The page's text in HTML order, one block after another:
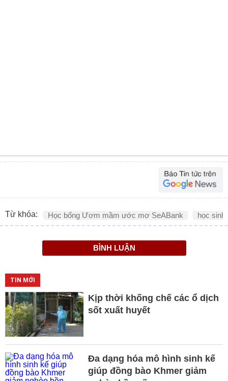
Từ khóa: Học bổng Ươm mầm ước mơ SeABank học sinh
BÌNH LUẬN
TIN MỚI
Kịp thời khống chế các ổ dịch
sốt xuất huyết
Đa dạng hóa mô hình sinh kế
giúp đồng bào Khmer giảm